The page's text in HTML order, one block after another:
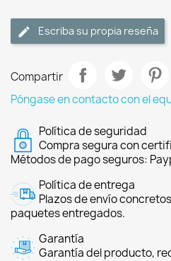
Escriba su propia reseña
Compartir
Póngase en contacto con el
Política de seguridad
Compra segura con
Métodos de pago seguros:
Política de entrega
Plazos de envío
paquetes entregados.
Garantía
Garantía del producto,